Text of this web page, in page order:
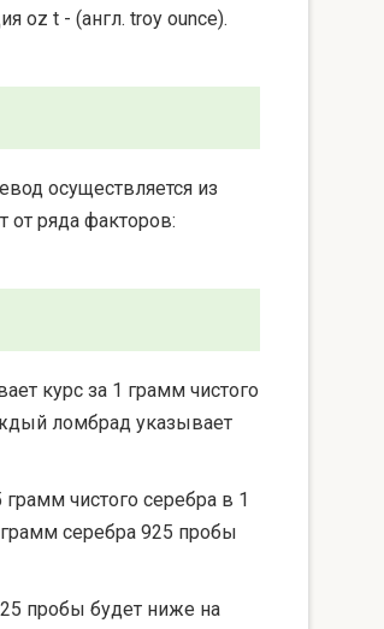
oz t - (англ. troy ounce).
осуществляется из
ряда факторов:
курс за 1 грамм чистого
ломбрад указывает
чистого серебра в 1
серебра 925 пробы
пробы будет ниже на